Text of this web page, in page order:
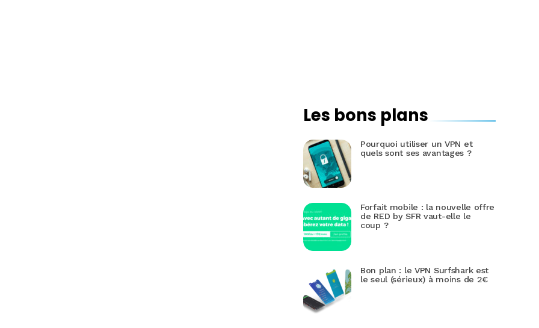
jour :
Les bons plans
Pourquoi utiliser un VPN et
quels sont ses avantages ?
Forfait mobile : la nouvelle offre
de RED by SFR vaut-elle le
coup ?
Bon plan : le VPN Surfshark est
le seul (sérieux) à moins de 2€